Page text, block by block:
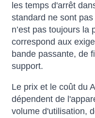
les temps d'arrêt
standard ne sont
n’est pas toujours la
correspond aux
bande passante, de
support.
Le prix et le coût du
dépendent de
volume d'utilisation,